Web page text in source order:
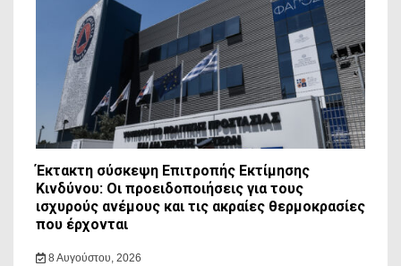
Έκτακτη σύσκεψη Επιτροπής Εκτίμησης
Κινδύνου: Οι προειδοποιήσεις για τους
ισχυρούς ανέμους και τις ακραίες θερμοκρασίες
που έρχονται
8 Αυγούστου, 2026